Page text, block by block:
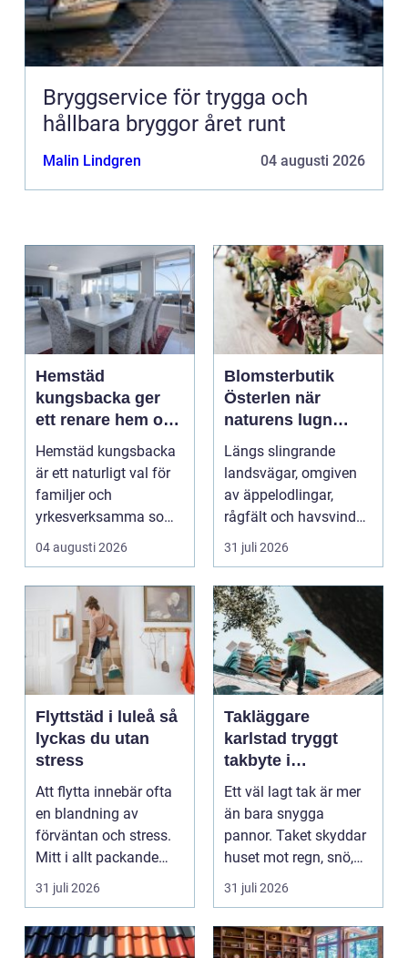
Bryggservice för trygga och
hållbara bryggor året runt
Malin Lindgren 04 augusti 2026
Hemstäd
kungsbacka ger
ett renare hem och
en lugnare vardag
Hemstäd kungsbacka
är ett naturligt val för
familjer och
yrkesverksamma som
vill ha ett rent hem
04 augusti 2026
Blomsterbutik
Österlen när
naturens lugn
möter kreativt
hantverk
Längs slingrande
landsvägar, omgiven
av äppelodlingar,
rågfält och havsvindar,
har
blomsterhantverke...
31 juli 2026
Flyttstäd i luleå så
lyckas du utan
stress
Att flytta innebär ofta
en blandning av
förväntan och stress.
Mitt i allt packande
och planerande dy...
31 juli 2026
Takläggare
karlstad tryggt
takbyte i
värmländskt klimat
Ett väl lagt tak är mer
än bara snygga
pannor. Taket skyddar
huset mot regn, snö,
blåst och stark vå...
31 juli 2026